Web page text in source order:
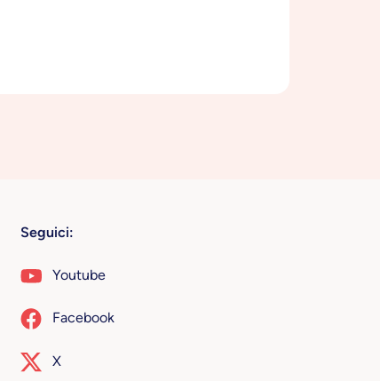
Seguici:
Youtube
Facebook
X